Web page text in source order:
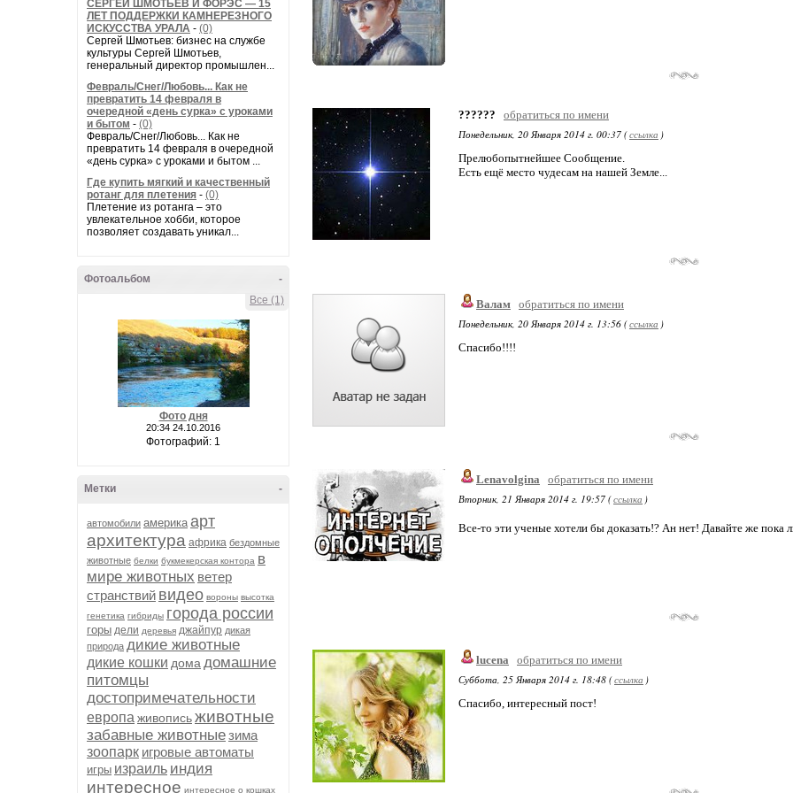
СЕРГЕЙ ШМОТЬЕВ И ФОРЭС — 15
ЛЕТ ПОДДЕРЖКИ КАМНЕРЕЗНОГО
ИСКУССТВА УРАЛА - (0)
Сергей Шмотьев: бизнес на службе
культуры Сергей Шмотьев,
генеральный директор промышлен...
Февраль/Снег/Любовь... Как не
превратить 14 февраля в
очередной «день сурка» с уроками
и бытом - (0)
Февраль/Снег/Любовь... Как не
превратить 14 февраля в очередной
«день сурка» с уроками и бытом ...
Где купить мягкий и качественный
ротанг для плетения - (0)
Плетение из ротанга – это
увлекательное хобби, которое
позволяет создавать уникал...
-
Фотоальбом
Все (1)
Фото дня
20:34 24.10.2016
Фотографий: 1
-
Метки
автомобили америка арт
архитектура африка бездомные
животные белки букмекерская контора в
мире животных ветер
странствий видео вороны высотка
генетика гибриды города россии
горы дели деревья джайпур дикая
природа дикие животные
дикие кошки дома домашние
питомцы
достопримечательности
европа живописьживотные
забавные животныезима
зоопарк игровые автоматы
игры израиль индия
интересное интересное о кошках
??????
обратиться по имени
Понедельник, 20 Января 2014 г. 00:37 (ссылка )
Прелюбопытнейшее Сообщение.
Есть ещё место чудесам на нашей Земле...
Валам обратиться по имени
Понедельник, 20 Января 2014 г. 13:56 (ссылка )
Спасибо!!!!
Lenavolgina
обратиться по имени
Вторник, 21 Января 2014 г. 19:57 (ссылка )
Все-то эти ученые хотели бы доказать!? Ан нет! Давайте же пока
lucena
обратиться по имени
Суббота, 25 Января 2014 г. 18:48 (ссылка )
Спасибо, интересный пост!